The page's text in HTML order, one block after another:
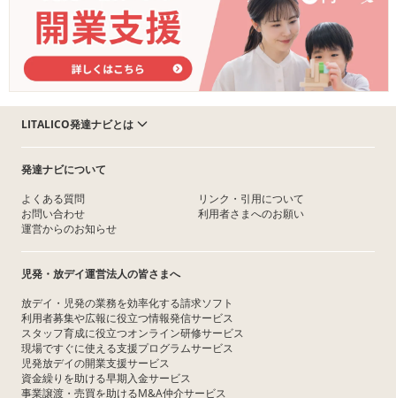
LITALICO発達ナビとは
発達ナビについて
よくある質問
お問い合わせ
運営からのお知らせ
リンク・引用について
利用者さまへのお願い
児発・放デイ運営法人の皆さまへ
放デイ・児発の業務を効率化する請求ソフト
利用者募集や広報に役立つ情報発信サービス
スタッフ育成に役立つオンライン研修サービス
現場ですぐに使える支援プログラムサービス
児発放デイの開業支援サービス
資金繰りを助ける早期入金サービス
事業譲渡・売買を助けるM&A仲介サービス